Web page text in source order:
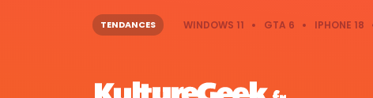
TENDANCES WINDOWS 11 GTA 6 IPHONE 18